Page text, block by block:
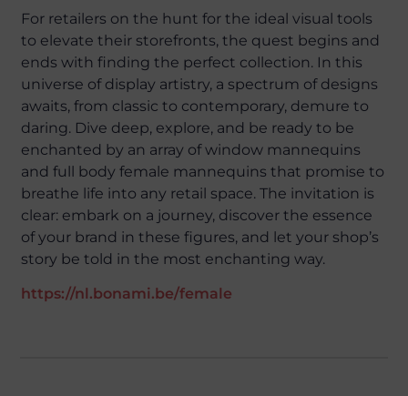
For retailers on the hunt for the ideal visual tools
to elevate their storefronts, the quest begins and
ends with finding the perfect collection. In this
universe of display artistry, a spectrum of designs
awaits, from classic to contemporary, demure to
daring. Dive deep, explore, and be ready to be
enchanted by an array of window mannequins
and full body female mannequins that promise to
breathe life into any retail space. The invitation is
clear: embark on a journey, discover the essence
of your brand in these figures, and let your shop’s
story be told in the most enchanting way.
https://nl.bonami.be/female